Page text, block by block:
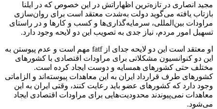
مجید انصاری در تازه‌ترین اظهاراتش در این خصوص که در ایلنا
بازتاب یافته می‌گوید دولت به‌شدت معتقد است برای روان‌سازی
مراودات بین‌المللی، سرمایه‌گذاری‌ها و کسب و کارها و در راستای
تسهیل امور مردم، نیاز جدی به تصویب این دو لایحه وجود دارد.
او معتقد است این دو لایحه جدای از fatf مهم است و عدم پیوستن به
این دو کنوانسیون مشکلاتی برای مراودات اقتصادی با کشورهای
مختلف حتی کشورهای همسایه و دوست ایجاد کرده است.
کشورهای طرف قرارداد ایران به این معاهدات پیوسته‌اند و الزاماتی
وجود دارد که کشورهای عضو باید رعایت کنند، وقتی ایران به این
معاهدات نمی‌پیوندند محدودیت‌هایی برای مراودات اقتصادی ایجاد
می‌شود.